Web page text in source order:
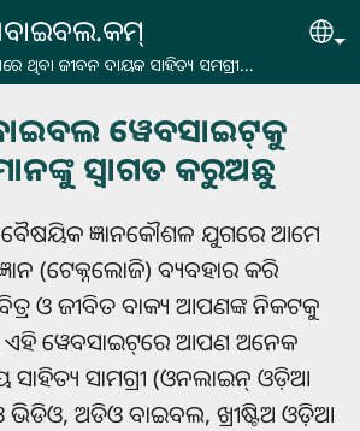
ଥିବା ଜୀବନ ଦାୟକ ସାହିତ୍ୟ ସମଗ୍ରୀ...
ୱେବସାଇଟ୍‌କୁ
ସ୍ୱାଗତ କରୁଅଛୁ
ଜ୍ଞାନକୌଶଳ ଯୁଗରେ ଆମେ
(ଟେକ୍ନଲୋଜି) ବ୍ୟବହାର କରି
ଓ ଜୀବିତ ବାକ୍ୟ ଆପଣଙ୍କ ନିକଟକୁ
ଏହି ୱେବସାଇଟ୍‌ରେ ଆପଣ ଅନେକ
ସାହିତ୍ୟ ସାମଗ୍ରୀ (ଓନଲାଇନ୍ ଓଡ଼ିଆ
ଅଡିଓ ବାଇବଲ, ଖ୍ରୀଷ୍ଟିଅ ଓଡ଼ିଆ